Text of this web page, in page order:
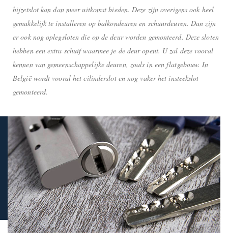
bijzetslot kan dan meer uitkomst bieden. Deze zijn overigens ook heel
gemakkelijk te installeren op balkondeuren en schuurdeuren. Dan zijn
er ook nog oplegsloten die op de deur worden gemonteerd. Deze sloten
hebben een extra schuif waarmee je de deur opent. U zal deze vooral
kennen van gemeenschappelijke deuren, zoals in een flatgebouw. In
België wordt vooral het cilinderslot en nog vaker het insteekslot
gemonteerd.